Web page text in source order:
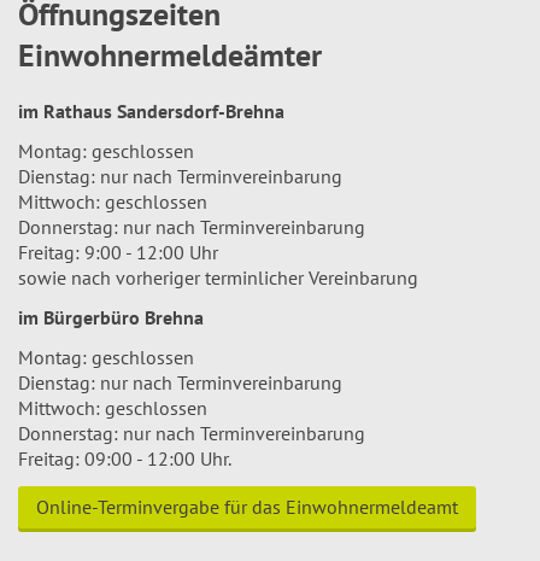
Öffnungszeiten
Einwohnermeldeämter
im Rathaus Sandersdorf-Brehna
Montag: geschlossen
Dienstag: nur nach Terminvereinbarung
Mittwoch: geschlossen
Donnerstag: nur nach Terminvereinbarung
Freitag: 9:00 - 12:00 Uhr
sowie nach vorheriger terminlicher Vereinbarung
im Bürgerbüro Brehna
Montag: geschlossen
Dienstag: nur nach Terminvereinbarung
Mittwoch: geschlossen
Donnerstag: nur nach Terminvereinbarung
Freitag: 09:00 - 12:00 Uhr.
Online-Terminvergabe für das Einwohnermeldeamt